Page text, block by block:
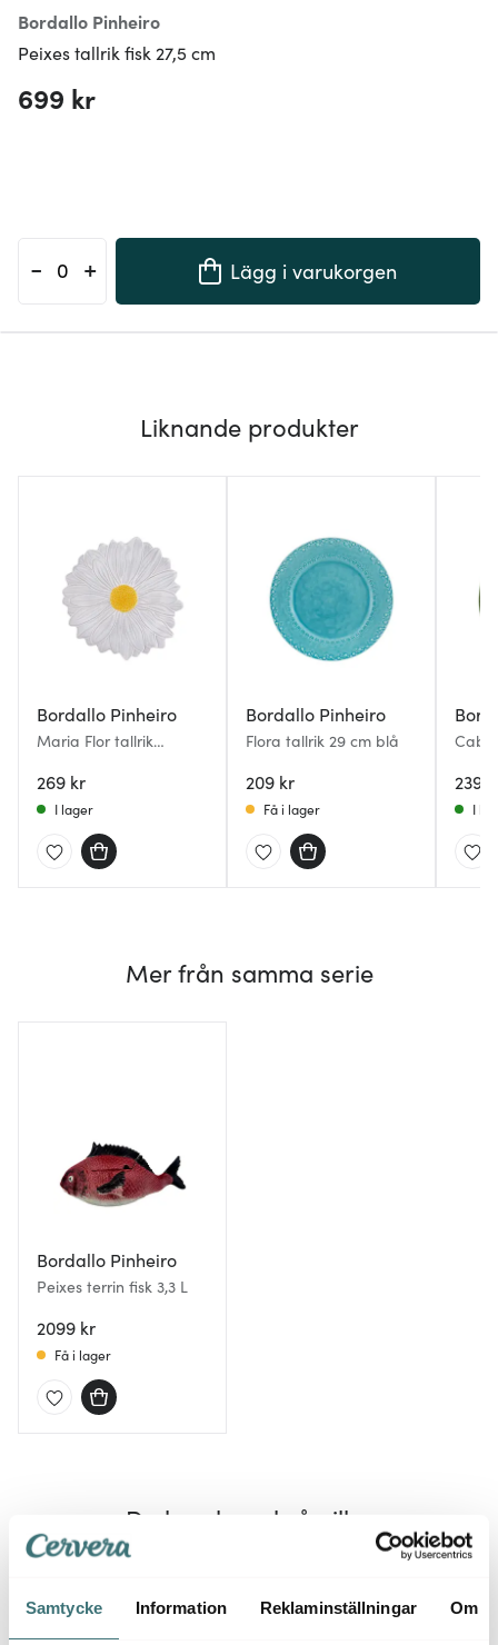
Samtycke Information Reklaminställningar Om
Bordallo Pinheiro
Peixes tallrik fisk 27,5 cm
699 kr
- + Lägg i varukorgen
Liknande produkter
Bordallo Pinheiro
Maria Flor tallrik
269 kr
I lager
Bordallo Pinheiro
Flora tallrik 29 cm blå
209 kr
Få i lager
239
I
Mer från samma serie
Bordallo Pinheiro
Peixes terrin fisk 3,3 L
2099 kr
Få i lager
Du kanske också gillar